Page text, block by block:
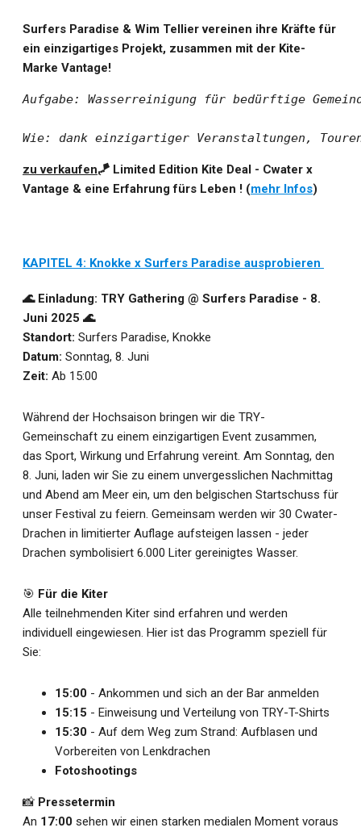
Surfers Paradise & Wim Tellier vereinen ihre Kräfte für
ein einzigartiges Projekt, zusammen mit der Kite-
Marke Vantage!
Aufgabe: Wasserreinigung für bedürftige
Wie: dank einzigartiger Veranstaltungen,
zu verkaufen🪁 Limited Edition Kite Deal - Cwater x
Vantage & eine Erfahrung fürs Leben ! (mehr Infos)
KAPITEL 4: Knokke x Surfers Paradise ausprobieren
🌊Einladung: TRY Gathering @ Surfers Paradise - 8.
Juni 2025 🌊
Standort: Surfers Paradise, Knokke
Datum: Sonntag, 8. Juni
Zeit: Ab 15:00
Während der Hochsaison bringen wir die TRY-
Gemeinschaft zu einem einzigartigen Event zusammen,
das Sport, Wirkung und Erfahrung vereint. Am Sonntag, den
8. Juni, laden wir Sie zu einem unvergesslichen Nachmittag
und Abend am Meer ein, um den belgischen Startschuss für
unser Festival zu feiern. Gemeinsam werden wir 30 Cwater-
Drachen in limitierter Auflage aufsteigen lassen - jeder
Drachen symbolisiert 6.000 Liter gereinigtes Wasser.
🎯 Für die Kiter
Alle teilnehmenden Kiter sind erfahren und werden
individuell eingewiesen. Hier ist das Programm speziell für
Sie:
15:00 - Ankommen und sich an der Bar anmelden
15:15 - Einweisung und Verteilung von TRY-T-Shirts
15:30 - Auf dem Weg zum Strand: Aufblasen und
Vorbereiten von Lenkdrachen
Fotoshootings
📸 Pressetermin
An 17:00 sehen wir einen starken medialen Moment voraus